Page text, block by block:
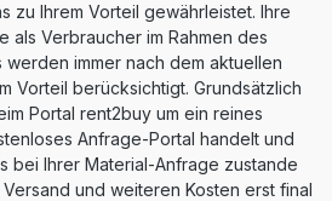
zu Ihrem Vorteil gewährleistet. Ihre
als Verbraucher im Rahmen des
immer nach dem aktuellen
Vorteil berücksichtigt. Grundsätzlich
Portal rent2buy um ein reines
Anfrage-Portal handelt und
bei Ihrer Material-Anfrage zustande
und weiteren Kosten erst final